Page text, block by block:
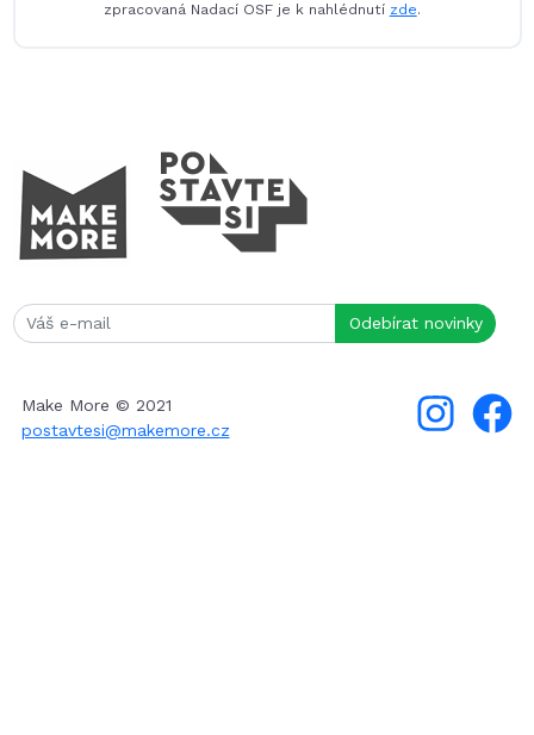
zpracovaná Nadací OSF je k nahlédnutí zde.
Make More © 2021
postavtesi@makemore.cz